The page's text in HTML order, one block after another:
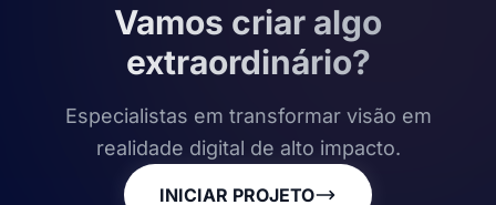
Vamos criar algo
extraordinário?
Especialistas em transformar visão em
realidade digital de alto impacto.
INICIAR PROJETO